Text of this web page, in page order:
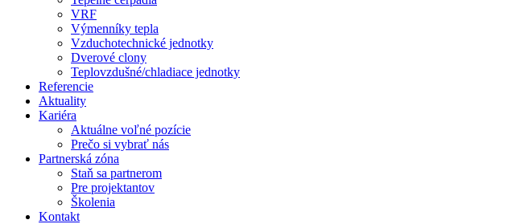
VRF
Výmenníky tepla
Vzduchotechnické jednotky
Dverové clony
Teplovzdušné/chladiace jednotky
Referencie
Aktuality
Kariéra
Aktuálne voľné pozície
Prečo si vybrať nás
Partnerská zóna
Staň sa partnerom
Pre projektantov
Školenia
Kontakt